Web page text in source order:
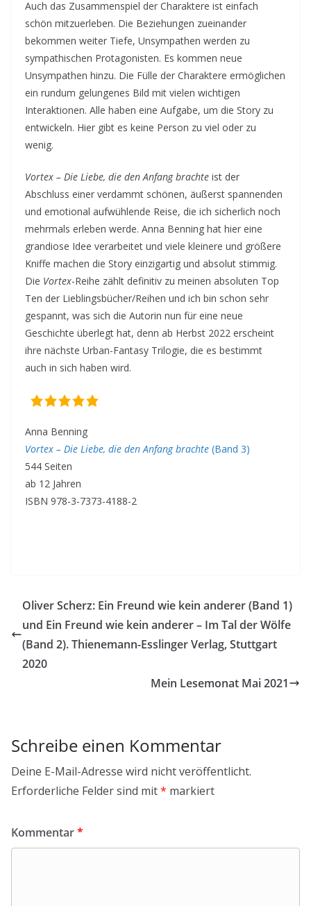
Auch das Zusammenspiel der Charaktere ist einfach
schön mitzuerleben. Die Beziehungen zueinander
bekommen weiter Tiefe, Unsympathen werden zu
sympathischen Protagonisten. Es kommen neue
Unsympathen hinzu. Die Fülle der Charaktere ermöglichen
ein rundum gelungenes Bild mit vielen wichtigen
Interaktionen. Alle haben eine Aufgabe, um die Story zu
entwickeln. Hier gibt es keine Person zu viel oder zu
wenig.
Vortex – Die Liebe, die den Anfang brachte ist der
Abschluss einer verdammt schönen, äußerst spannenden
und emotional aufwühlende Reise, die ich sicherlich noch
mehrmals erleben werde. Anna Benning hat hier eine
grandiose Idee verarbeitet und viele kleinere und größere
Kniffe machen die Story einzigartig und absolut stimmig.
Die Vortex-Reihe zählt definitiv zu meinen absoluten Top
Ten der Lieblingsbücher/Reihen und ich bin schon sehr
gespannt, was sich die Autorin nun für eine neue
Geschichte überlegt hat, denn ab Herbst 2022 erscheint
ihre nächste Urban-Fantasy Trilogie, die es bestimmt
auch in sich haben wird.
Anna Benning
Vortex – Die Liebe, die den Anfang brachte (Band 3)
544 Seiten
ab 12 Jahren
ISBN 978-3-7373-4188-2
Oliver Scherz: Ein Freund wie kein anderer (Band 1)
und Ein Freund wie kein anderer – Im Tal der Wölfe
(Band 2). Thienemann-Esslinger Verlag, Stuttgart
2020
Mein Lesemonat Mai 2021
Schreibe einen Kommentar
Deine E-Mail-Adresse wird nicht veröffentlicht.
Erforderliche Felder sind mit* markiert
Kommentar*